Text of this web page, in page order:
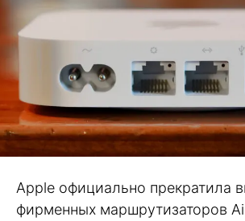
Apple официально прекратила
фирменных маршрутизаторов